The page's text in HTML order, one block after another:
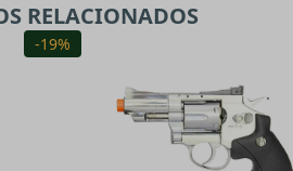
RELACIONADOS
-19%